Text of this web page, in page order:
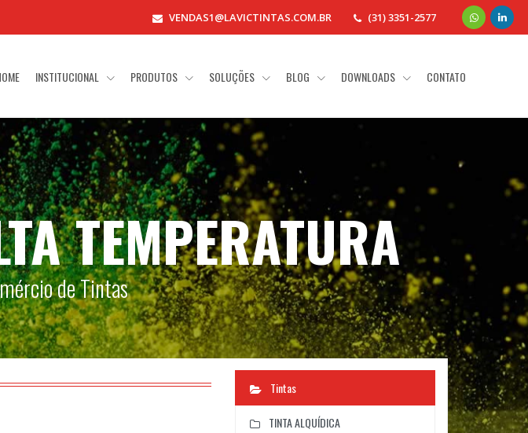
VENDAS1@LAVICTINTAS.COM.BR (31) 3351-2577
INSTITUCIONAL PRODUTOS SOLUÇÕES BLOG DOWNLOADS CONTATO
TEMPERATURA
de Tintas
Tintas
TINTA ALQUÍDICA